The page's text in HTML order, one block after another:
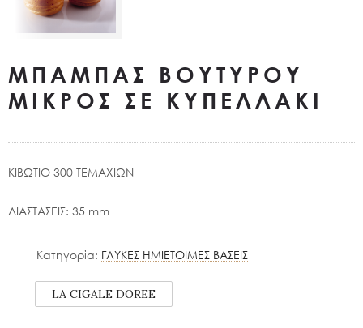
ΜΠΑΜΠΑΣ ΒΟΥΤΥΡΟΥ
ΜΙΚΡΟΣ ΣΕ ΚΥΠΕΛΛΑΚΙ
ΚΙΒΩΤΙΟ 300 ΤΕΜΑΧΙΩΝ
ΔΙΑΣΤΑΣΕΙΣ: 35 mm
Κατηγορία: ΓΛΥΚΕΣ ΗΜΙΕΤΟΙΜΕΣ ΒΑΣΕΙΣ
LA CIGALE DOREE